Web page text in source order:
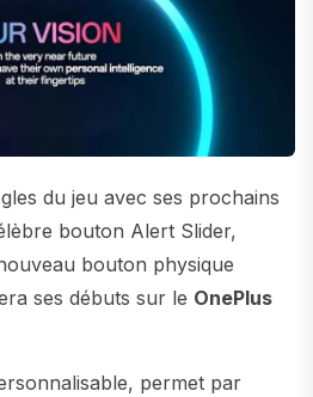
du jeu avec ses prochains
bouton Alert Slider,
bouton physique
ses débuts sur le OnePlus
permet par